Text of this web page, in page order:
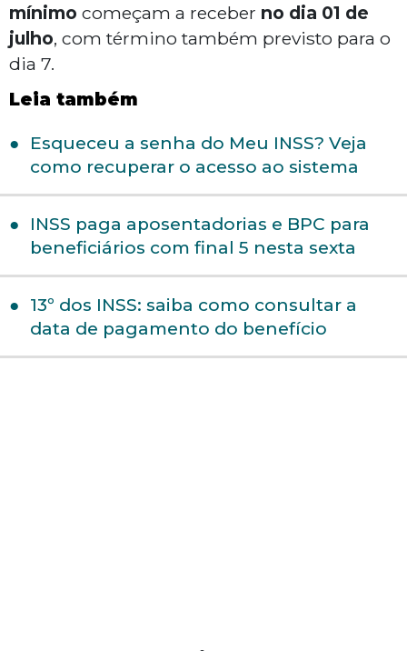
mínimo começam a receber no dia 01 de
julho, com término também previsto para o
dia 7.
Leia também
Esqueceu a senha do Meu INSS? Veja
como recuperar o acesso ao sistema
INSS paga aposentadorias e BPC para
beneficiários com final 5 nesta sexta
13º dos INSS: saiba como consultar a
data de pagamento do benefício